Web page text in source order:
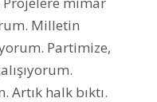
Milletin
Partimize,
Artık halk bıktı.